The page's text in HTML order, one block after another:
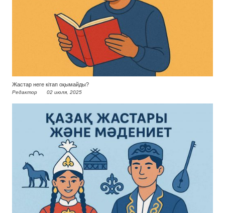
Жастар неге кітап оқымайды?
Редактор 02 июля, 2025